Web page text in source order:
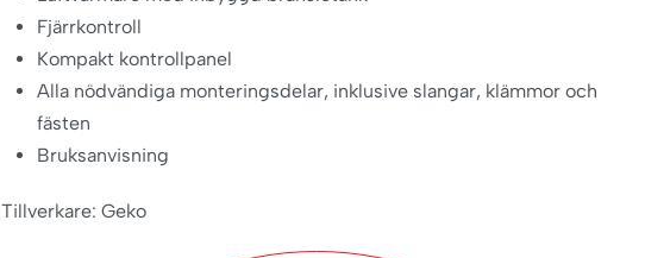
Fjärrkontroll
Kompakt kontrollpanel
Alla nödvändiga monteringsdelar, inklusive slangar, klämmor och
fästen
Bruksanvisning
Tillverkare: Geko